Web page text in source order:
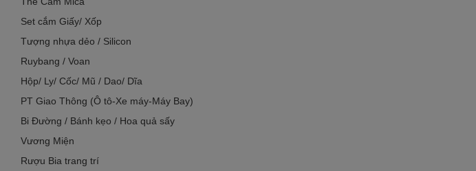
Set cắm Giấy/ Xốp
Tượng nhựa dẻo / Silicon
Ruybang / Voan
Hộp/ Ly/ Cốc/ Mũ / Dao/ Dĩa
PT Giao Thông (Ô tô-Xe máy-Máy Bay)
Bi Đường / Bánh kẹo / Hoa quả sấy
Vương Miện
Rượu Bia trang trí